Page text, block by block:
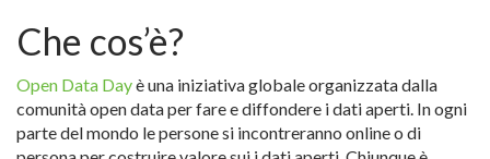
Che cos’è?
Open Data Dayè una iniziativa globale organizzata dalla
comunità open data per fare e diffondere i dati aperti. In ogni
parte del mondo le persone si incontreranno online o di